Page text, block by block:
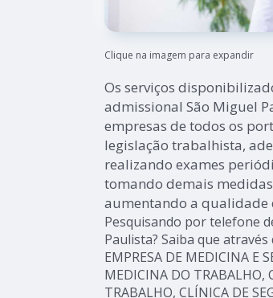
Clique na imagem para expandir
Os serviços
admissional São Miguel
empresas de todos os
legislação trabalhista,
realizando exames
tomando demais
aumentando a qualidade
Pesquisando por telefone
Paulista? Saiba que
EMPRESA DE MEDICINA E
MEDICINA DO TRABALHO,
TRABALHO, CLÍNICA DE